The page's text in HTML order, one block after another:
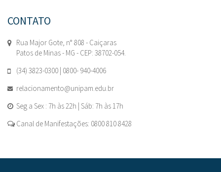
CONTATO
Rua Major Gote, n° 808 - Caiçaras
Patos de Minas - MG - CEP: 38702-054.
(34) 3823-0300 | 0800- 940-4006
relacionamento@unipam.edu.br
Seg a Sex : 7h às 22h | Sáb: 7h às 17h
Canal de Manifestações: 0800 810 8428